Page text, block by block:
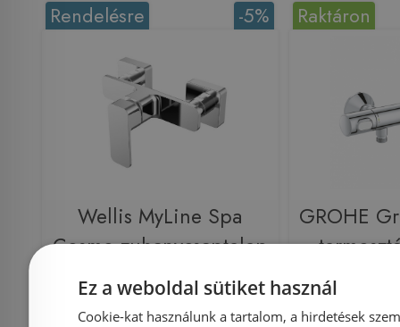
-5%
Rendelésre
Wellis MyLine Spa
Cosmo zuhanycsaptelep
ACS0206
Raktáron
GROHE
Ez a weboldal sütiket használ
Cookie-kat használunk a tartalom, a hirdetések